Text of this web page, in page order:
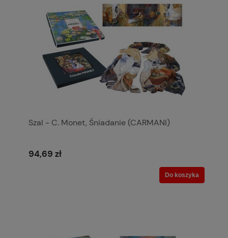
Szal - C. Monet, Śniadanie (CARMANI)
94,69 zł
Do koszyka